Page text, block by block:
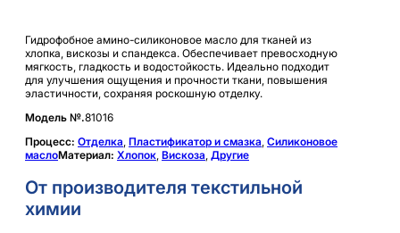
Гидрофобное амино-силиконовое масло для тканей из
хлопка, вискозы и спандекса. Обеспечивает превосходную
мягкость, гладкость и водостойкость. Идеально подходит
для улучшения ощущения и прочности ткани, повышения
эластичности, сохраняя роскошную отделку.
Модель №.81016
Процесс: Отделка, Пластификатор и смазка, Силиконовое
маслоМатериал: Хлопок, Вискоза, Другие
От производителя текстильной
химии